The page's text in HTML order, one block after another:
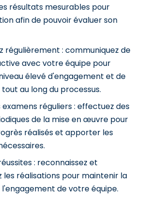
résultats mesurables pour
afin de pouvoir évaluer son
régulièrement : communiquez de
avec votre équipe pour
élevé d'engagement et de
au long du processus.
réguliers : effectuez des
de la mise en œuvre pour
réalisés et apporter les
: reconnaissez et
les réalisations pour maintenir la
de votre équipe.